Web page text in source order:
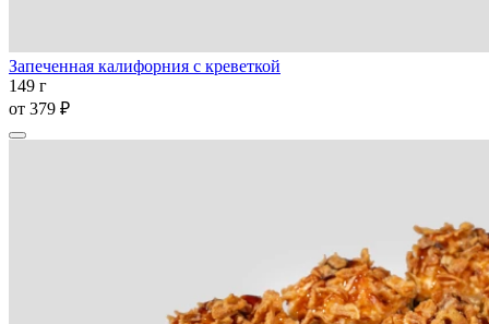
Запеченная калифорния с креветкой
149 г
от 379 ₽